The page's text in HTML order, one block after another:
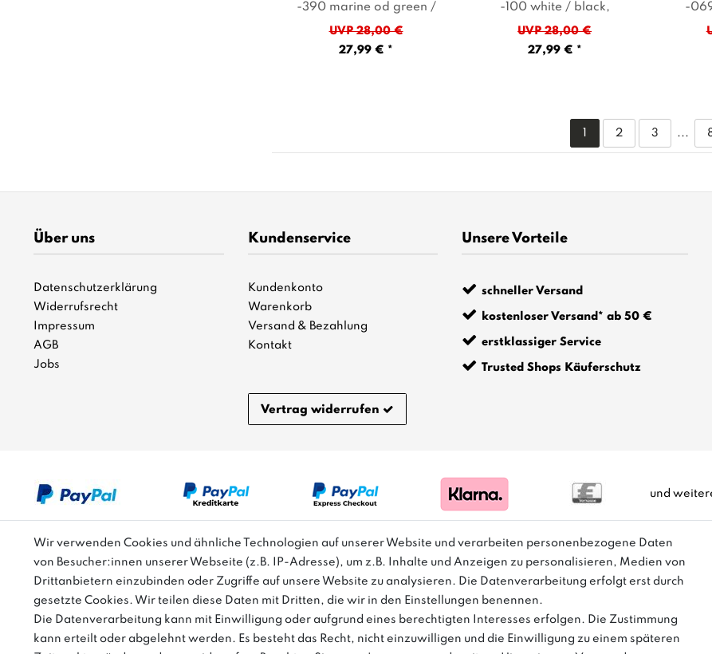
-390 marine od green /
black, Farbe: Oliv
UVP 28,00 €
27,99 € *
-100 white / black,
Farbe: Weiß
UVP 28,00 €
27,99 € *
-
green
2 3 ...
Über uns
Datenschutzerklärung
Widerrufsrecht
Impressum
AGB
Jobs
Kundenservice
Kundenkonto
Warenkorb
Versand & Bezahlung
Kontakt
Vertrag widerrufen
Unsere Vorteile
schneller Versand
kostenloser Versand* ab 50 €
erstklassiger Service
Trusted Shops Käuferschutz
und
Wir verwenden Cookies und ähnliche Technologien auf unserer Website und verarbeiten personenbezogene Daten
von Besucher:innen unserer Webseite (z.B. IP-Adresse), um z.B. Inhalte und Anzeigen zu personalisieren, Medien von
Drittanbietern einzubinden oder Zugriffe auf unsere Website zu analysieren. Die Datenverarbeitung erfolgt erst durch
gesetzte Cookies. Wir teilen diese Daten mit Dritten, die wir in den Einstellungen benennen.
Die Datenverarbeitung kann mit Einwilligung oder aufgrund eines berechtigten Interesses erfolgen. Die Zustimmung
kann erteilt oder abgelehnt werden. Es besteht das Recht, nicht einzuwilligen und die Einwilligung zu einem späteren
Bitte beachten: Der UVP stellt keinen Streichpreis im Sinne einer Preisermäßigung, sondern lediglich einen
Herstellers dar.